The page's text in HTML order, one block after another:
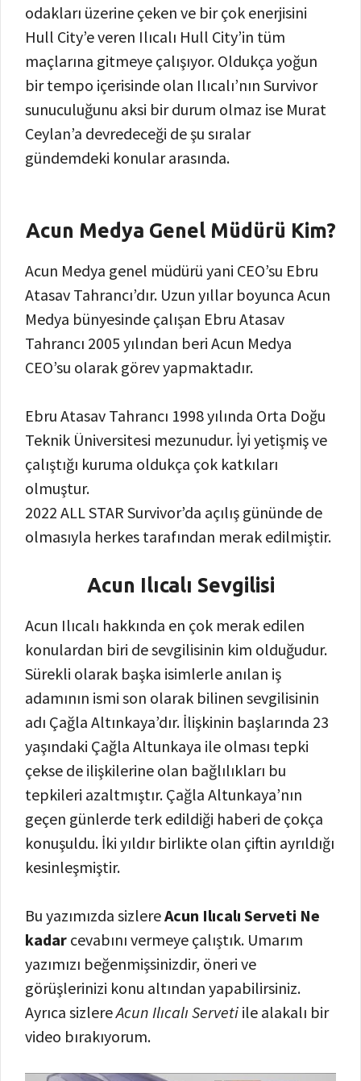
odakları üzerine çeken ve bir çok enerjisini
Hull City’e veren Ilıcalı Hull City’in tüm
maçlarına gitmeye çalışıyor. Oldukça yoğun
bir tempo içerisinde olan Ilıcalı’nın Survivor
sunuculuğunu aksi bir durum olmaz ise Murat
Ceylan’a devredeceği de şu sıralar
gündemdeki konular arasında.
Acun Medya Genel Müdürü Kim?
Acun Medya genel müdürü yani CEO’su Ebru
Atasav Tahrancı’dır. Uzun yıllar boyunca Acun
Medya bünyesinde çalışan Ebru Atasav
Tahrancı 2005 yılından beri Acun Medya
CEO’su olarak görev yapmaktadır.
Ebru Atasav Tahrancı 1998 yılında Orta Doğu
Teknik Üniversitesi mezunudur. İyi yetişmiş ve
çalıştığı kuruma oldukça çok katkıları
olmuştur.
2022 ALL STAR Survivor’da açılış gününde de
olmasıyla herkes tarafından merak edilmiştir.
Acun Ilıcalı Sevgilisi
Acun Ilıcalı hakkında en çok merak edilen
konulardan biri de sevgilisinin kim olduğudur.
Sürekli olarak başka isimlerle anılan iş
adamının ismi son olarak bilinen sevgilisinin
adı Çağla Altınkaya’dır. İlişkinin başlarında 23
yaşındaki Çağla Altunkaya ile olması tepki
çekse de ilişkilerine olan bağlılıkları bu
tepkileri azaltmıştır. Çağla Altunkaya’nın
geçen günlerde terk edildiği haberi de çokça
konuşuldu. İki yıldır birlikte olan çiftin ayrıldığı
kesinleşmiştir.
Bu yazımızda sizlereAcun Ilıcalı Serveti Ne
kadar cevabını vermeye çalıştık. Umarım
yazımızı beğenmişsinizdir, öneri ve
görüşlerinizi konu altından yapabilirsiniz.
Ayrıca sizlereAcun Ilıcalı Serveti ile alakalı bir
video bırakıyorum.